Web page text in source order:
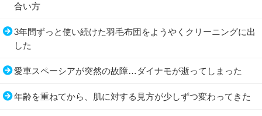
合い方
3年間ずっと使い続けた羽毛布団をようやくクリーニングに出
した
愛車スペーシアが突然の故障…ダイナモが逝ってしまった
年齢を重ねてから、肌に対する見方が少しずつ変わってきた